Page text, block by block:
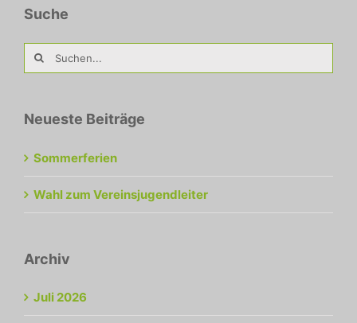
Suche
Suche
nach:
Neueste Beiträge
Sommerferien
Wahl zum Vereinsjugendleiter
Archiv
Juli 2026